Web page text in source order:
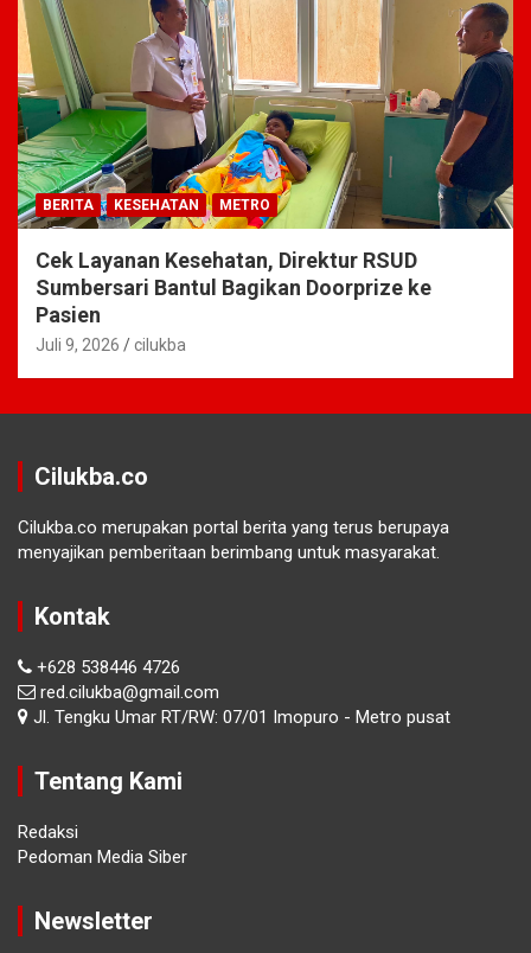
BERITA KESEHATAN METRO
Cek Layanan Kesehatan, Direktur RSUD
Sumbersari Bantul Bagikan Doorprize ke
Pasien
Juli 9, 2026 cilukba
Cilukba.co
Cilukba.co merupakan portal berita yang terus berupaya
menyajikan pemberitaan berimbang untuk masyarakat.
Kontak
+628 538446 4726
red.cilukba@gmail.com
Jl. Tengku Umar RT/RW: 07/01 Imopuro - Metro pusat
Tentang Kami
Redaksi
Pedoman Media Siber
Newsletter